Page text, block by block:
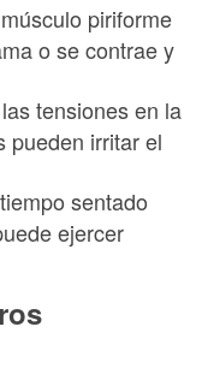
piriforme
o se contrae y
tensiones en la
pueden irritar el
sentado
ejercer